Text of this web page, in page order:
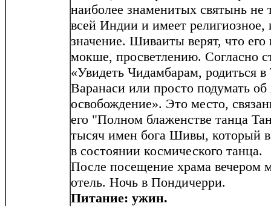
наиболее знаменитых святынь не
всей Индии и имеет религиозное,
значение. Шиваиты верят, что
мокше, просветлению. Согласно
«Увидеть Чидамбарам, родиться в
Варанаси или просто подумать
освобождение». Это место,
его "Полном блаженстве танца
тысяч имен бога Шивы, который в
в состоянии космического танца.
После посещение храма вечером
отель. Ночь в Пондичерри.
Питание: ужин.